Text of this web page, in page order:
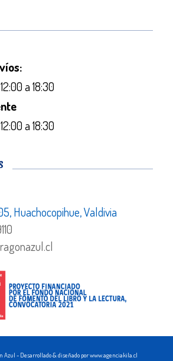
a 18:30
a 18:30
Huachocopihue, Valdivia
- Desarrollado & diseñado por www.agenciakila.cl